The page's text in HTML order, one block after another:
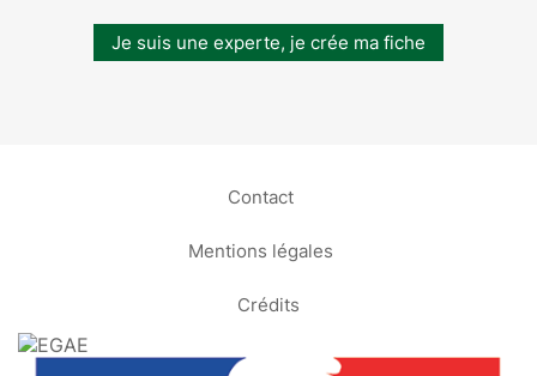
Je suis une experte, je crée ma fiche
Contact
Mentions légales
Crédits